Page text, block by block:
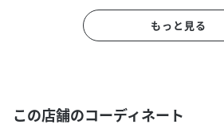
もっと見る
この店舗のコーディネート